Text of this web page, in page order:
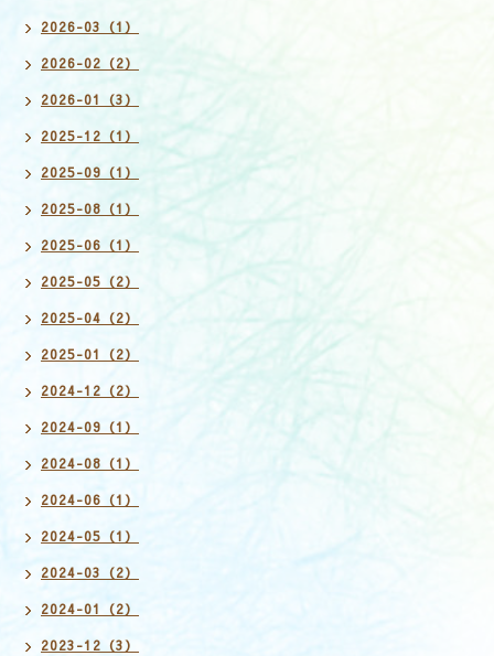
2026-03（1）
2026-02（2）
2026-01（3）
2025-12（1）
2025-09（1）
2025-08（1）
2025-06（1）
2025-05（2）
2025-04（2）
2025-01（2）
2024-12（2）
2024-09（1）
2024-08（1）
2024-06（1）
2024-05（1）
2024-03（2）
2024-01（2）
2023-12（3）